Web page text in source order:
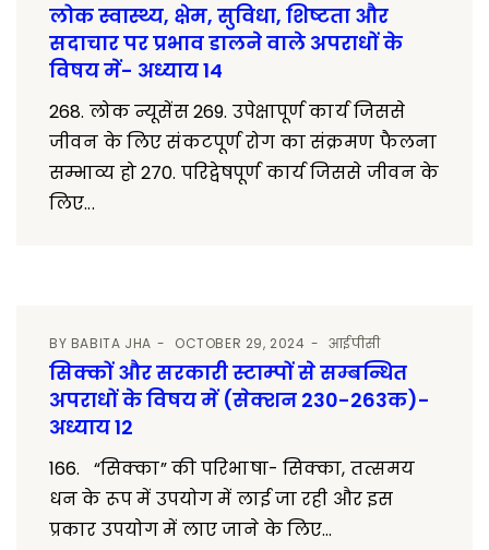
लोक स्वास्थ्य, क्षेम, सुविधा, शिष्टता और
सदाचार पर प्रभाव डालने वाले अपराधों के
विषय में- अध्याय 14
268. लोक न्यूसेंस 269. उपेक्षापूर्ण कार्य जिससे
जीवन के लिए संकटपूर्ण रोग का संक्रमण फैलना
सम्भाव्य हो 270. परिद्वेषपूर्ण कार्य जिससे जीवन के
लिए...
BY BABITA JHA OCTOBER 29, 2024 आईपीसी
सिक्कों और सरकारी स्टाम्पों से सम्बन्धित
अपराधों के विषय में (सेक्शन 230-263क)-
अध्याय 12
166. “सिक्का” की परिभाषा- सिक्का, तत्समय
धन के रूप में उपयोग में लाई जा रही और इस
प्रकार उपयोग में लाए जाने के लिए...